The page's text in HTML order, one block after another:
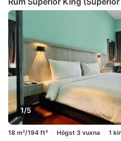
Säkerhets-/skyddsfunktioner
1/5
18 m²/194 ft² Högst 3 vuxna
1